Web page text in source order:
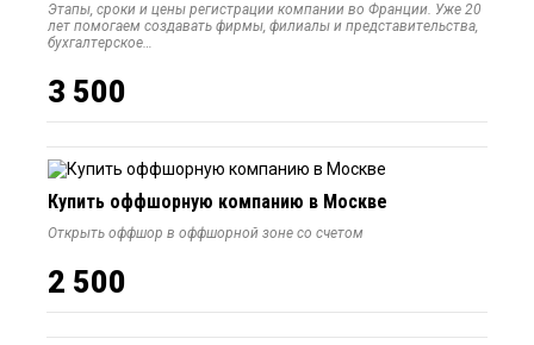
Этапы, сроки и цены регистрации компании во Франции. Уже 20
лет помогаем создавать фирмы, филиалы и представительства,
бухгалтерское…
3 500
Купить оффшорную компанию в Москве
Открыть оффшор в оффшорной зоне со счетом
2 500